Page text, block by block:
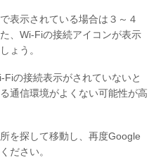
表示されている場合は３～４
、Wi-Fiの接続アイコンが表示
ょう。
Fiの接続表示がされていないと
通信環境がよくない可能性が高
を探して移動し、再度Google
ださい。